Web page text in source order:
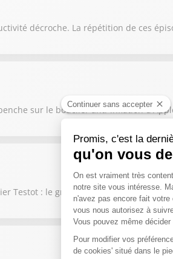
décroche. La répétition de ces
sur le bouclier anti-inflation
Testot : le grand contournement des